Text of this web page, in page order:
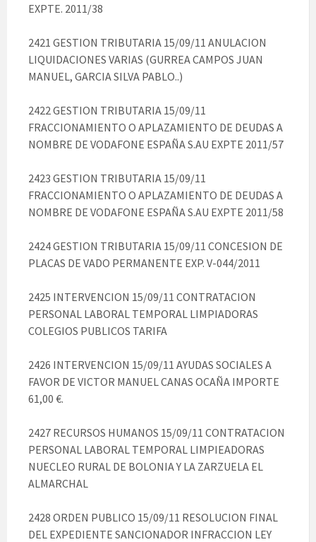
EXPTE. 2011/38
2421 GESTION TRIBUTARIA 15/09/11 ANULACION
LIQUIDACIONES VARIAS (GURREA CAMPOS JUAN
MANUEL, GARCIA SILVA PABLO..)
2422 GESTION TRIBUTARIA 15/09/11
FRACCIONAMIENTO O APLAZAMIENTO DE DEUDAS A
NOMBRE DE VODAFONE ESPAÑA S.AU EXPTE 2011/57
2423 GESTION TRIBUTARIA 15/09/11
FRACCIONAMIENTO O APLAZAMIENTO DE DEUDAS A
NOMBRE DE VODAFONE ESPAÑA S.AU EXPTE 2011/58
2424 GESTION TRIBUTARIA 15/09/11 CONCESION DE
PLACAS DE VADO PERMANENTE EXP. V-044/2011
2425 INTERVENCION 15/09/11 CONTRATACION
PERSONAL LABORAL TEMPORAL LIMPIADORAS
COLEGIOS PUBLICOS TARIFA
2426 INTERVENCION 15/09/11 AYUDAS SOCIALES A
FAVOR DE VICTOR MANUEL CANAS OCAÑA IMPORTE
61,00 €.
2427 RECURSOS HUMANOS 15/09/11 CONTRATACION
PERSONAL LABORAL TEMPORAL LIMPIEADORAS
NUECLEO RURAL DE BOLONIA Y LA ZARZUELA EL
ALMARCHAL
2428 ORDEN PUBLICO 15/09/11 RESOLUCION FINAL
DEL EXPEDIENTE SANCIONADOR INFRACCION LEY